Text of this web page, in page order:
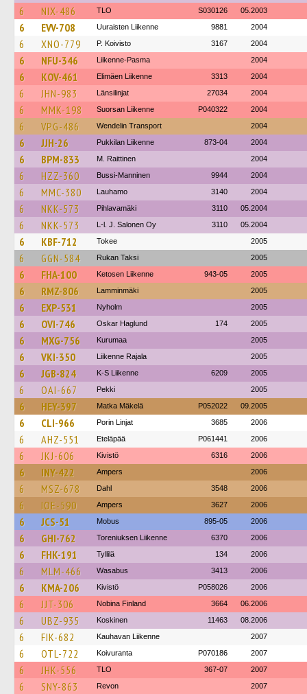
6
NIX-486 TLO S030126 05.2003
6 EVV-708 Uuraisten Liikenne 9881 2004
6 XNO-779 P. Koivisto 3167 2004
6 NFU-346 Liikenne-Pasma 2004
6 KOV-461 Elimäen Liikenne 3313 2004
6 JHN-983 Länsilinjat 27034 2004
6 MMK-198 Suorsan Liikenne P040322 2004
6 VPG-486 Wendelin Transport 2004
6 JJH-26 Pukkilan Liikenne 873-04 2004
6 BPM-833 M. Raittinen 2004
6 HZZ-360 Bussi-Manninen 9944 2004
6 MMC-380 Lauhamo 3140 2004
6 NKK-573 Pihlavamäki 3110 05.2004
6 NKK-573 L-l. J. Salonen Oy 3110 05.2004
6 KBF-712 Tokee 2005
6 GGN-584 Rukan Taksi 2005
6 FHA-100 Ketosen Liikenne 943-05 2005
6 RMZ-806 Lamminmäki 2005
6 EXP-531 Nyholm 2005
6 OVI-746 Oskar Haglund 174 2005
6 MXG-756 Kurumaa 2005
6 VKI-350 Liikenne Rajala 2005
6 JGB-824 K-S Liikenne 6209 2005
6 OAI-667 Pekki 2005
6 HEY-397 Matka Mäkelä P052022 09.2005
6 CLI-966 Porin Linjat 3685 2006
6 AHZ-551 Eteläpää P061441 2006
6 JKJ-606 Kivistö 6316 2006
6 INY-422 Ampers 2006
6 MSZ-678 Dahl 3548 2006
6 IOE-590 Ampers 3627 2006
6 JCS-51 Mobus 895-05 2006
6 GHI-762 Toreniuksen Liikenne 6370 2006
6 FHK-191 Tyllilä 134 2006
6 MLM-466 Wasabus 3413 2006
6 KMA-206 Kivistö P058026 2006
6 JJT-306 Nobina Finland 3664 06.2006
6 UBZ-935 Koskinen 11463 08.2006
6 FIK-682 Kauhavan Liikenne 2007
6 OTL-722 Koivuranta P070186 2007
6 JHK-556 TLO 367-07 2007
6 SNY-863 Revon 2007